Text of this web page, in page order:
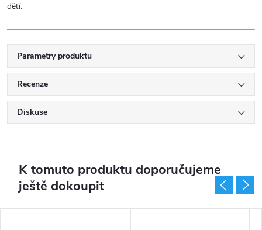
dětí.
Parametry produktu
Recenze
Diskuse
K tomuto produktu doporučujeme
ještě dokoupit